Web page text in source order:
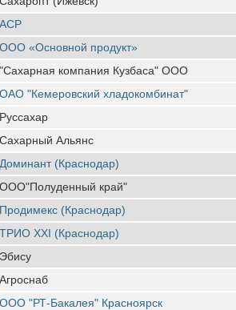
АСР
ООО «Основной продукт»
"Сахарная компания Кузбаса" ООО
ОАО "Кемеровский хладокомбинат"
Руссахар
Сахарный Альянс
Доминант (Краснодар)
ООО"Полуденный край"
Продимекс (Краснодар)
ТРИО XXI (Краснодар)
Эбису
Агроснаб
ООО "РТ-Бакалея" Красноярск